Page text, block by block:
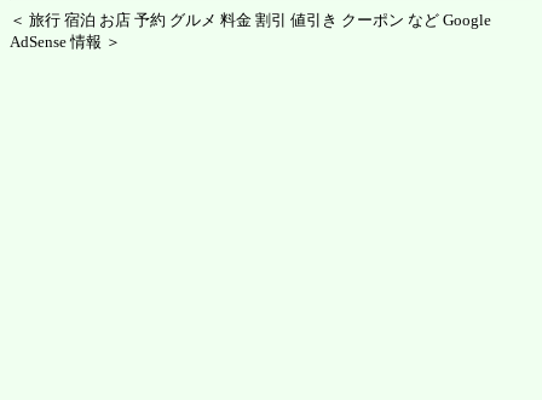
＜ 旅行 宿泊 お店 予約 グルメ 料金 割引 値引き クーポン など Google
AdSense 情報 ＞